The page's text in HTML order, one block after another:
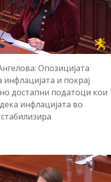
Опозицијата
и покрај
достапни податоци кои
инфлацијата во